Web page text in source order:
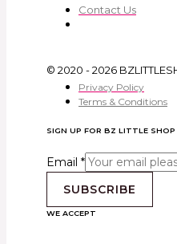
Contact Us
© 2020 - 2026
Privacy Policy
Terms & Conditions
SIGN UP FOR BZ LITTLE SHOP
Email *
SUBSCRIBE
WE ACCEPT